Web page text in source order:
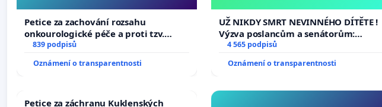
Petice za zachování rozsahu
onkourologické péče a proti tzv.
docentralizaci operačních výkonů
839 podpisů
Oznámení o transparentnosti
opakovat!
UŽ NIKDY SMRT NEVINNÉHO DÍTĚTE !
Výzva poslancům a senátorům:
Změňte urychleně zákon, aby se
opakovat!
4 565 podpisů
Oznámení o transparentnosti
Petice za záchranu Kuklenských